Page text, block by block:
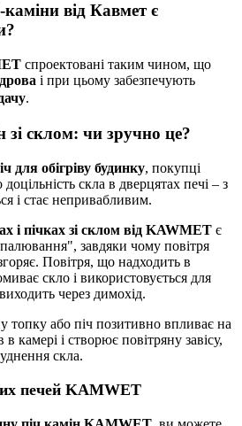
від Кавмет є
спроектовані таким чином, що
і при цьому забезпечують
.
зі склом: чи зручно це?
для обігріву будинку, покупці
скла в дверцятах печі – з
і стає непривабливим.
і пічках зі склом від KAWMET є
завдяки чому повітря
Повітря, що надходить в
скло і використовується для
через димохід.
топку або піч позитивно впливає на
камері і створює повітряну завісу,
скла.
печей KAMWET